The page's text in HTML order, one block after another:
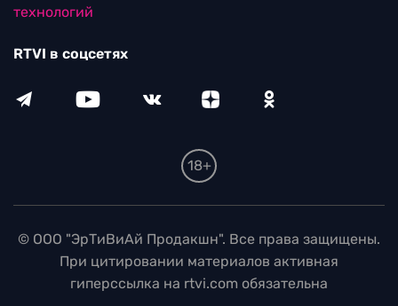
технологий
RTVI в соцсетях
18+
© ООО "ЭрТиВиАй Продакшн". Все права защищены.
При цитировании материалов активная
гиперссылка на rtvi.com обязательна